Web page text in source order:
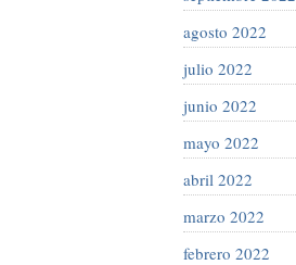
agosto 2022
julio 2022
junio 2022
mayo 2022
abril 2022
marzo 2022
febrero 2022